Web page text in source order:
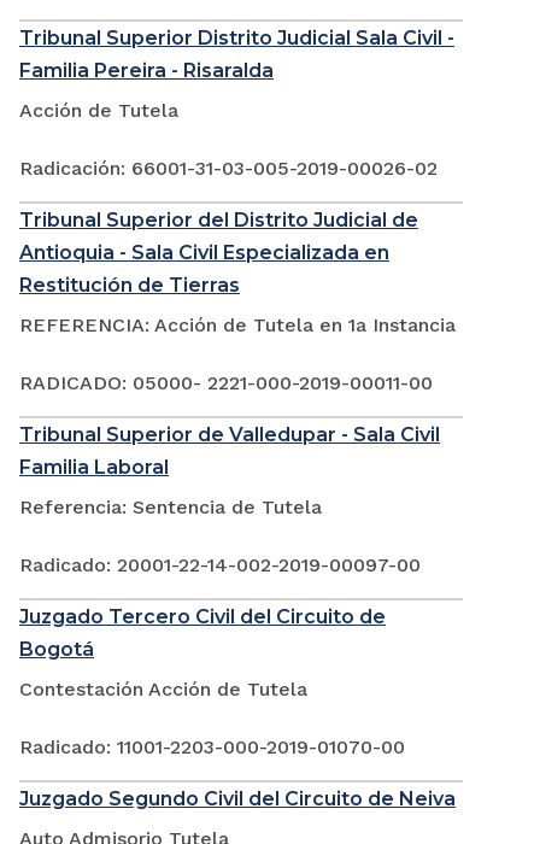
Tribunal Superior Distrito Judicial Sala Civil -
Familia Pereira - Risaralda
Acción de Tutela
Radicación: 66001-31-03-005-2019-00026-02
Tribunal Superior del Distrito Judicial de
Antioquia - Sala Civil Especializada en
Restitución de Tierras
REFERENCIA: Acción de Tutela en 1a Instancia
RADICADO: 05000- 2221-000-2019-00011-00
Tribunal Superior de Valledupar - Sala Civil
Familia Laboral
Referencia: Sentencia de Tutela
Radicado: 20001-22-14-002-2019-00097-00
Juzgado Tercero Civil del Circuito de
Bogotá
Contestación Acción de Tutela
Radicado: 11001-2203-000-2019-01070-00
Juzgado Segundo Civil del Circuito de Neiva
Auto Admisorio Tutela